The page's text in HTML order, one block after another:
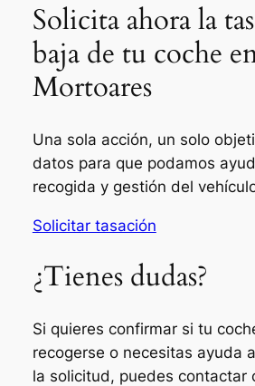
Solicita ahora la
baja de tu coche
Mortoares
Una sola acción, un solo
datos para que podamos
recogida y gestión del
Solicitar tasación
¿Tienes dudas?
Si quieres confirmar si tu
recogerse o necesitas ayuda
la solicitud, puedes contactar